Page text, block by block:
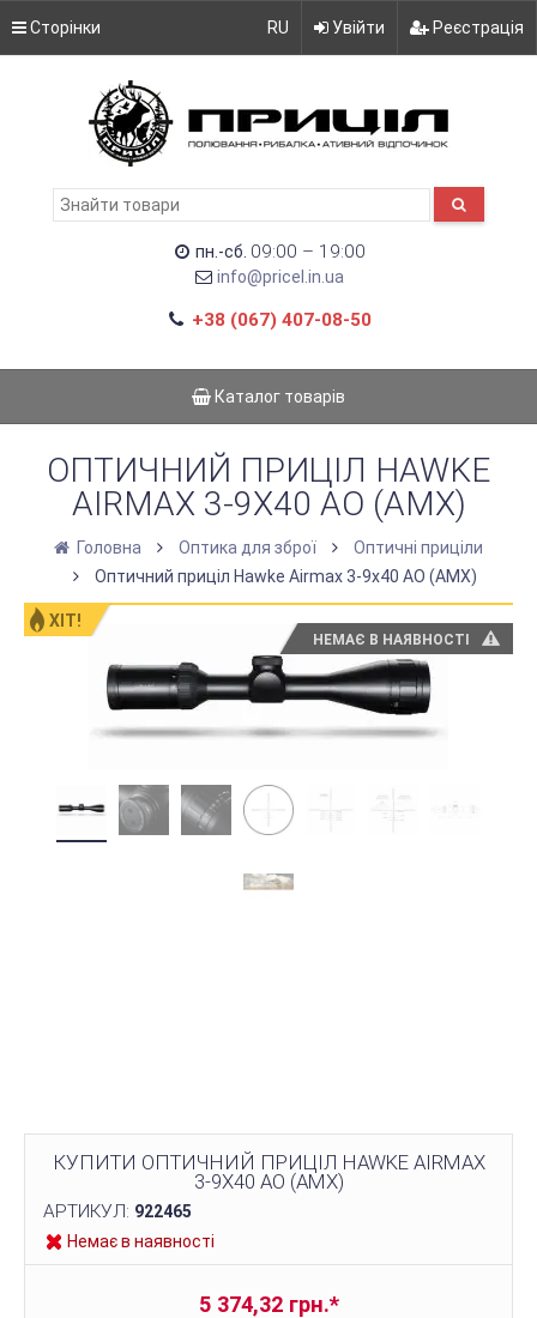
Сторінки RU Увійти Реєстрація
пн.-сб. 09:00 – 19:00
info@pricel.in.ua
+38 (067) 407-08-50
Каталог товарів
ОПТИЧНИЙ ПРИЦІЛ HAWKE
AIRMAX 3-9X40 AO (AMX)
Головна Оптика для зброї
Оптичні приціли
Оптичний приціл Hawke Airmax 3-9x40 AO (AMX)
ХІТ!
НЕМАЄ В НАЯВНОСТІ
КУПИТИ ОПТИЧНИЙ ПРИЦІЛ HAWKE AIRMAX
3-9X40 AO (AMX)
АРТИКУЛ: 922465
Немає в наявності
5 374,32 грн.*